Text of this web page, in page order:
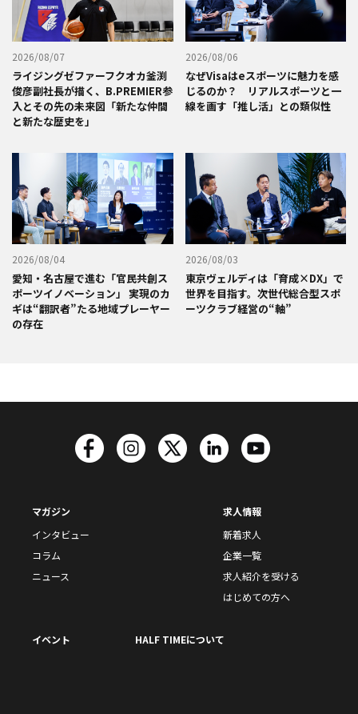
2026/08/07
ライジングゼファーフクオカ釜渕
俊彦副社長が描く、B.PREMIER参
入とその先の未来図「新たな仲間
と新たな歴史を」
2026/08/06
なぜVisaはeスポーツに魅力を感
じるのか？ リアルスポーツと一
線を画す「推し活」との類似性
2026/08/04
愛知・名古屋で進む「官民共創ス
ポーツイノベーション」 実現のカ
ギは“翻訳者”たる地域プレーヤー
の存在
2026/08/03
東京ヴェルディは「育成×DX」で
世界を目指す。次世代総合型スポ
ーツクラブ経営の“軸”
マガジン
インタビュー
コラム
ニュース
求人情報
新着求人
企業一覧
求人紹介を受ける
はじめての方へ
イベント HALF TIMEについて